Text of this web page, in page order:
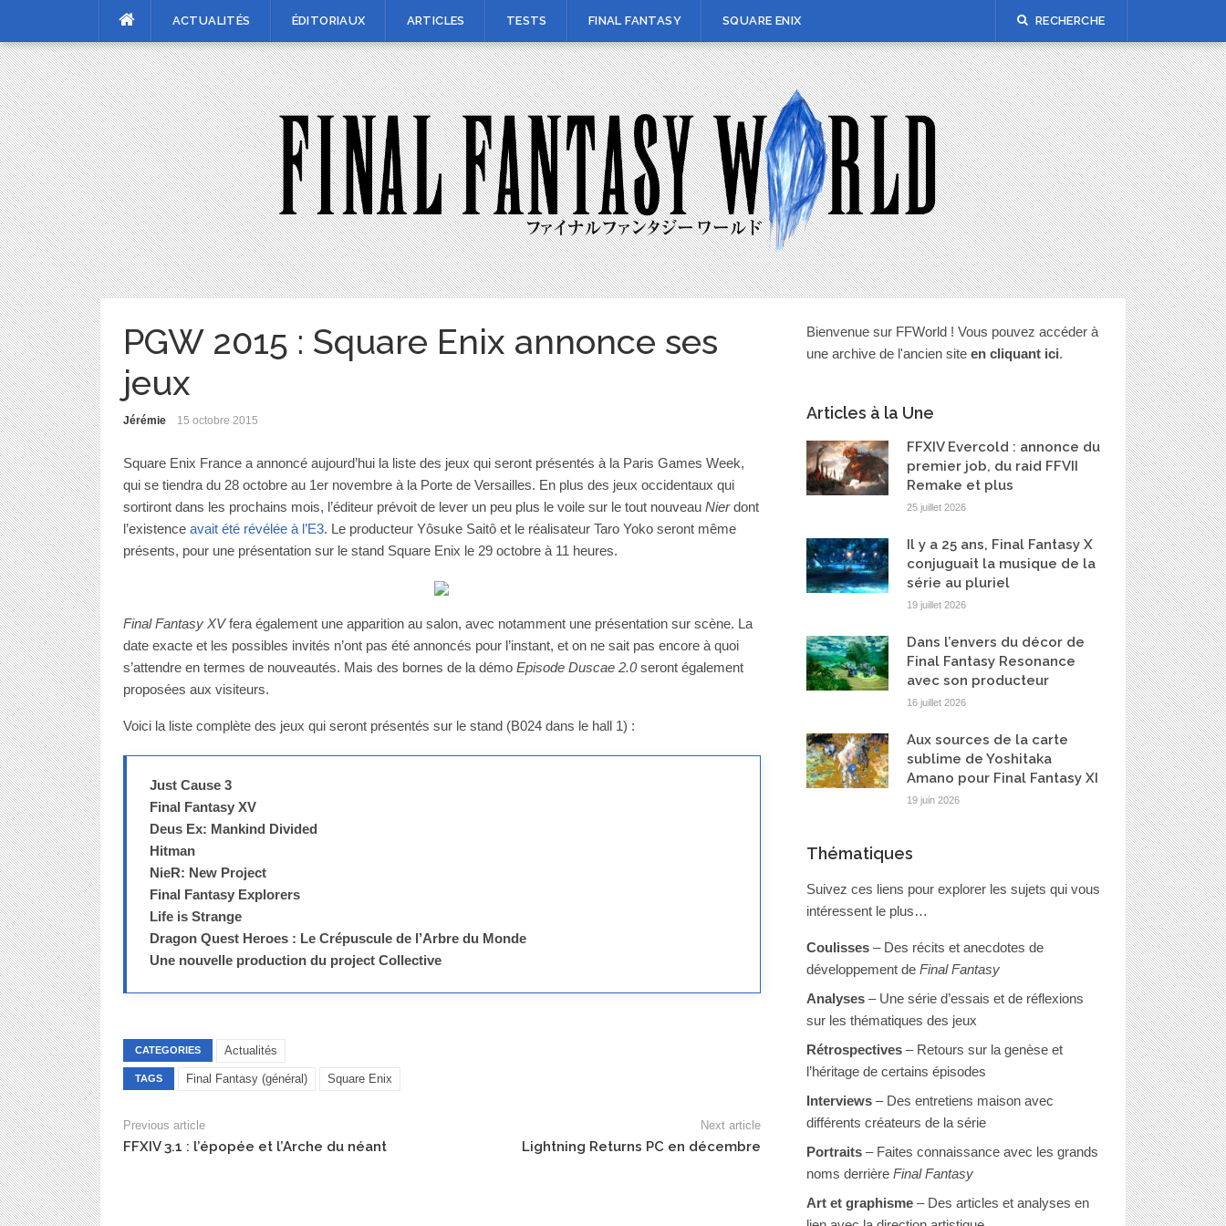
content
ACTUALITÉS ÉDITORIAUX ARTICLES TESTS FINAL FANTASY SQUARE ENIX RECHERCHE
PGW 2015 : Square Enix annonce ses
jeux
Jérémie 15 octobre 2015
Square Enix France a annoncé aujourd’hui la liste des jeux qui seront présentés à la Paris Games Week,
qui se tiendra du 28 octobre au 1er novembre à la Porte de Versailles. En plus des jeux occidentaux qui
sortiront dans les prochains mois, l’éditeur prévoit de lever un peu plus le voile sur le tout nouveau Nierdont
l’existence avait été révélée à l’E3. Le producteur Yôsuke Saitô et le réalisateur Taro Yoko seront même
présents, pour une présentation sur le stand Square Enix le 29 octobre à 11 heures.
Final Fantasy XVfera également une apparition au salon, avec notamment une présentation sur scène. La
date exacte et les possibles invités n’ont pas été annoncés pour l’instant, et on ne sait pas encore à quoi
s’attendre en termes de nouveautés. Mais des bornes de la démo Episode Duscae 2.0seront également
proposées aux visiteurs.
Voici la liste complète des jeux qui seront présentés sur le stand (B024 dans le hall 1) :
Just Cause 3
Final Fantasy XV
Deus Ex: Mankind Divided
Hitman
NieR: New Project
Final Fantasy Explorers
Life is Strange
Dragon Quest Heroes : Le Crépuscule de l’Arbre du Monde
Une nouvelle production du project Collective
CATEGORIES Actualités
TAGS Final Fantasy (général) Square Enix
Previous article
FFXIV 3.1 : l’épopée et l’Arche du néant
Next article
Lightning Returns PC en décembre
Bienvenue sur FFWorld ! Vous pouvez accéder à
une archive de l'ancien site en cliquant ici.
Articles à la Une
FFXIV Evercold : annonce du
premier job, du raid FFVII
Remake et plus
25 juillet 2026
Il y a 25 ans, Final Fantasy X
conjuguait la musique de la
série au pluriel
19 juillet 2026
Dans l’envers du décor de
Final Fantasy Resonance
avec son producteur
16 juillet 2026
Aux sources de la carte
sublime de Yoshitaka
Amano pour Final Fantasy XI
19 juin 2026
Thématiques
Suivez ces liens pour explorer les sujets qui vous
intéressent le plus…
Coulisses– Des récits et anecdotes de
développement de Final Fantasy
Analyses– Une série d’essais et de réflexions
sur les thématiques des jeux
Rétrospectives– Retours sur la genèse et
l’héritage de certains épisodes
Interviews– Des entretiens maison avec
différents créateurs de la série
Portraits– Faites connaissance avec les grands
noms derrière Final Fantasy
Art et graphisme– Des articles et analyses en